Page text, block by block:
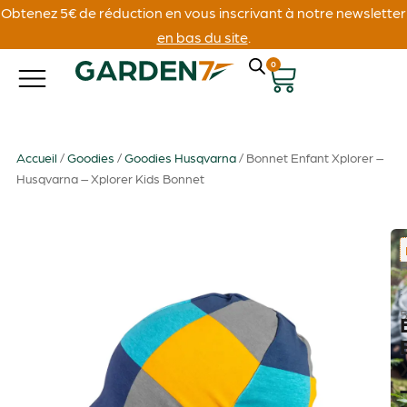
Obtenez 5€ de réduction en vous inscrivant à notre newsletter
en bas du site.
0
Accueil /Goodies /Goodies Husqvarna/ Bonnet Enfant Xplorer –
Husqvarna – Xplorer Kids Bonnet
: